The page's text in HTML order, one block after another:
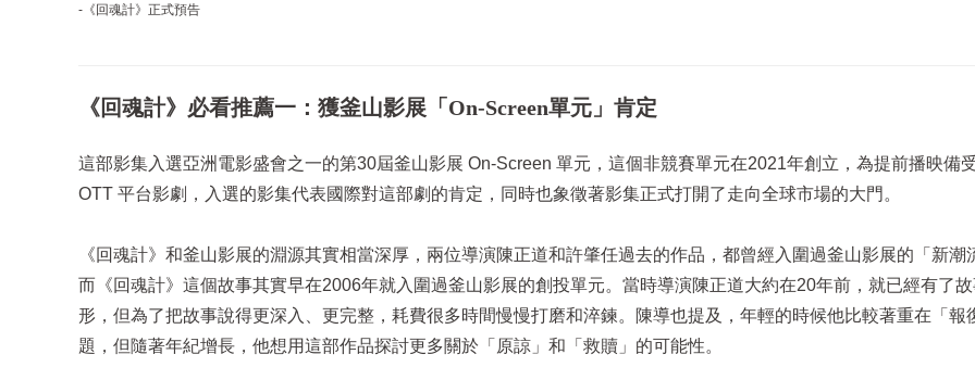
-《回魂計》正式預告
《回魂計》必看推薦一：獲釜山影展「On-Screen單元」肯定
這部影集入選亞洲電影盛會之一的第30屆釜山影展 On-Screen 單元，這個非競賽單元在2021年創立，為提前播映備
OTT 平台影劇，入選的影集代表國際對這部劇的肯定，同時也象徵著影集正式打開了走向全球市場的大門。
《回魂計》和釜山影展的淵源其實相當深厚，兩位導演陳正道和許肇任過去的作品，都曾經入圍過釜山影展的「新潮
而《回魂計》這個故事其實早在2006年就入圍過釜山影展的創投單元。當時導演陳正道大約在20年前，就已經有了
形，但為了把故事說得更深入、更完整，耗費很多時間慢慢打磨和淬鍊。陳導也提及，年輕的時候他比較著重在「報
題，但隨著年紀增長，他想用這部作品探討更多關於「原諒」和「救贖」的可能性。